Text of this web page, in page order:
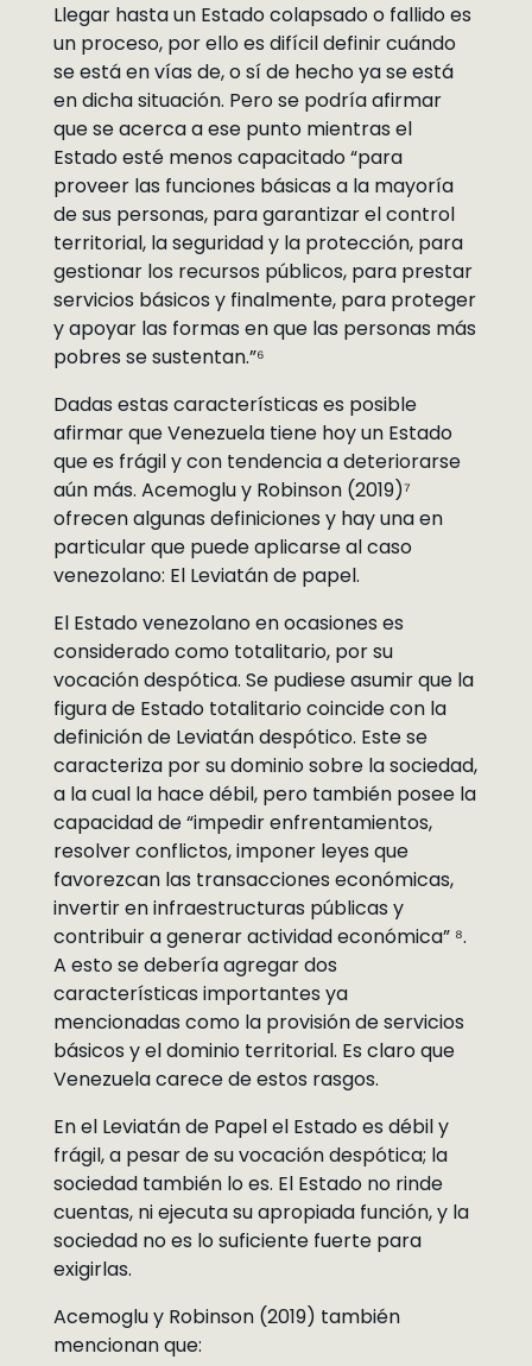
Llegar hasta un Estado colapsado o fallido es
un proceso, por ello es difícil definir cuándo
se está en vías de, o sí de hecho ya se está
en dicha situación. Pero se podría afirmar
que se acerca a ese punto mientras el
Estado esté menos capacitado “para
proveer las funciones básicas a la mayoría
de sus personas, para garantizar el control
territorial, la seguridad y la protección, para
gestionar los recursos públicos, para prestar
servicios básicos y finalmente, para proteger
y apoyar las formas en que las personas más
pobres se sustentan.”⁶
Dadas estas características es posible
afirmar que Venezuela tiene hoy un Estado
que es frágil y con tendencia a deteriorarse
aún más. Acemoglu y Robinson (2019)⁷
ofrecen algunas definiciones y hay una en
particular que puede aplicarse al caso
venezolano: El Leviatán de papel.
El Estado venezolano en ocasiones es
considerado como totalitario, por su
vocación despótica. Se pudiese asumir que la
figura de Estado totalitario coincide con la
definición de Leviatán despótico. Este se
caracteriza por su dominio sobre la sociedad,
a la cual la hace débil, pero también posee la
capacidad de “impedir enfrentamientos,
resolver conflictos, imponer leyes que
favorezcan las transacciones económicas,
invertir en infraestructuras públicas y
contribuir a generar actividad económica” ⁸.
A esto se debería agregar dos
características importantes ya
mencionadas como la provisión de servicios
básicos y el dominio territorial. Es claro que
Venezuela carece de estos rasgos.
En el Leviatán de Papel el Estado es débil y
frágil, a pesar de su vocación despótica; la
sociedad también lo es. El Estado no rinde
cuentas, ni ejecuta su apropiada función, y la
sociedad no es lo suficiente fuerte para
exigirlas.
Acemoglu y Robinson (2019) también
mencionan que: